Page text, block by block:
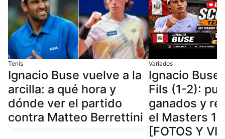
Tenis
Ignacio Buse vuelve a la
arcilla: a qué hora y
dónde ver el partido
contra Matteo Berrettini
Variados
Ignacio
Fils (1-2):
ganados y
el Masters
[FOTOS Y